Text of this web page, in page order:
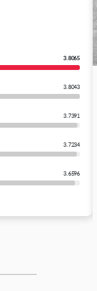
3.8065
3.8043
3.7391
3.7234
3.6596